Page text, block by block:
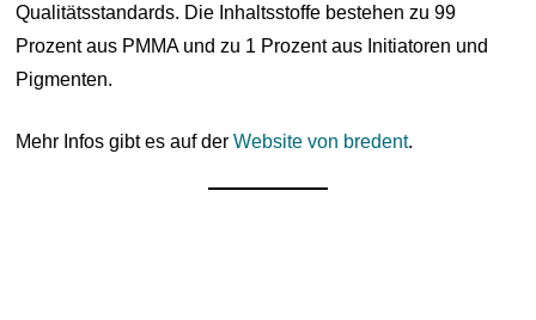
Qualitätsstandards. Die Inhaltsstoffe bestehen zu 99
Prozent aus PMMA und zu 1 Prozent aus Initiatoren und
Pigmenten.
Mehr Infos gibt es auf derWebsite von bredent.